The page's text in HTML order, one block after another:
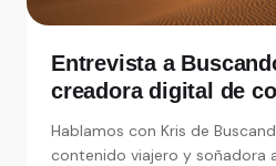
Entrevista a
creadora digital de
Hablamos con Kris de
contenido viajero y soñadora